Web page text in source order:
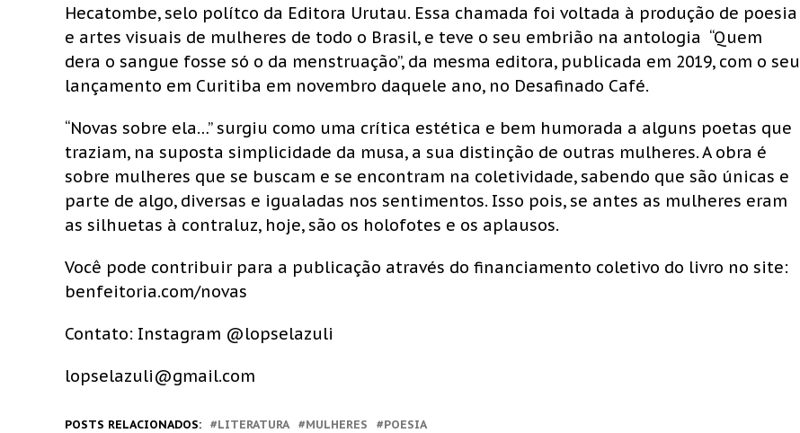
Hecatombe, selo polítco da Editora Urutau. Essa chamada foi voltada à produção de poesia
e artes visuais de mulheres de todo o Brasil, e teve o seu embrião na antologia “Quem
dera o sangue fosse só o da menstruação”, da mesma editora, publicada em 2019, com o seu
lançamento em Curitiba em novembro daquele ano, no Desafinado Café.
“Novas sobre ela…” surgiu como uma crítica estética e bem humorada a alguns poetas que
traziam, na suposta simplicidade da musa, a sua distinção de outras mulheres. A obra é
sobre mulheres que se buscam e se encontram na coletividade, sabendo que são únicas e
parte de algo, diversas e igualadas nos sentimentos. Isso pois, se antes as mulheres eram
as silhuetas à contraluz, hoje, são os holofotes e os aplausos.
Você pode contribuir para a publicação através do financiamento coletivo do livro no site:
benfeitoria.com/novas
Contato: Instagram @lopselazuli
lopselazuli@gmail.com
POSTS RELACIONADOS: LITERATURA MULHERES POESIA